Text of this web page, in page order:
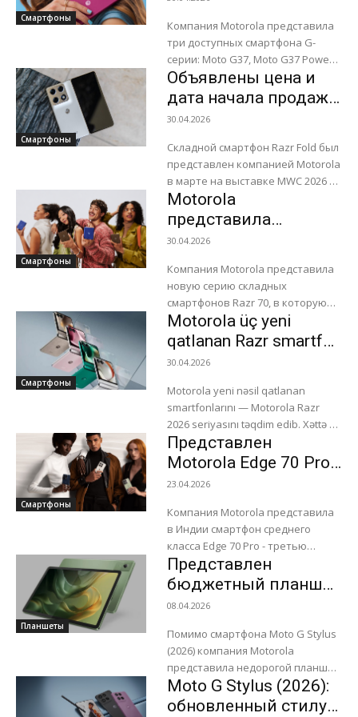
Смартфоны
Moto G37 Power и
Moto G47
Компания Motorola представила
три доступных смартфона G-
серии: Moto G37, Moto G37 Power
и Moto G47. Все модели имеют
один и тот же дизайн и...
Смартфоны
Объявлены цена и
дата начала продаж
складного
смартфона Motorola
Razr Fold
30.04.2026
Складной смартфон Razr Fold был
представлен компанией Motorola
в марте на выставке MWC 2026 в
Барселоне. Но цена и дата
начала продаж были не...
Смартфоны
Motorola
представила
складные
Razr 70
30.04.2026
Компания Motorola представила
новую серию складных
смартфонов Razr 70, в которую
вошли три модели: базовая Razr
70, Razr 70 Plus и Razr 70 Ultra....
Смартфоны
Motorola üç yeni
qatlanan Razr smartfon
modelini təqdim etdi
30.04.2026
Motorola yeni nəsil qatlanan
smartfonlarını — Motorola Razr
2026 seriyasını təqdim edib. Xəttə üç
model daxildir: Razr, Razr+ və Razr
Ultra. Şirkət xüsusilə baza...
Смартфоны
Представлен
Motorola Edge 70 Pro
с ярким и быстрым
23.04.2026
Компания Motorola представила
в Индии смартфон среднего
класса Edge 70 Pro - третью
модель в линейке Edge 70.
Аппарат отличается качеством
дисплея, кроме того...
Планшеты
Представлен
бюджетный планшет
Moto Pad (2026) с
08.04.2026
Помимо смартфона Moto G Stylus
(2026) компания Motorola
представила недорогой планшет
Moto Pad (2026),
ориентированный на базовые
Moto G Stylus (2026):
обновленный стилус